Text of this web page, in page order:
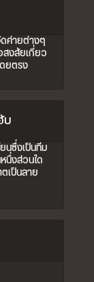
ค่ายต่างๆ
งสัยเกี่ยว
ยตรง
นซึ่งเป็นทีม
นึ่งส่วนใด
เป็นลาย